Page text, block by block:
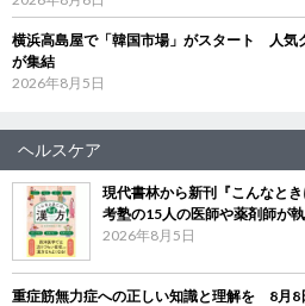
横浜高島屋で「韓国市場」がスタート 人気
が集結
2026年8月5日
ヘルスケア
現代書林から新刊『こんなと
考塾の15人の医師や薬剤師が
2026年8月5日
重症筋無力症への正しい知識と理解を 8月8